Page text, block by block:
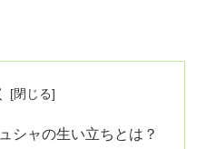
シャの生い立ちとは？